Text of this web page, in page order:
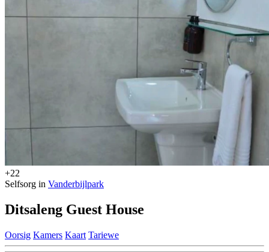
+22
Selfsorg in Vanderbijlpark
Ditsaleng Guest House
Oorsig Kamers Kaart Tariewe